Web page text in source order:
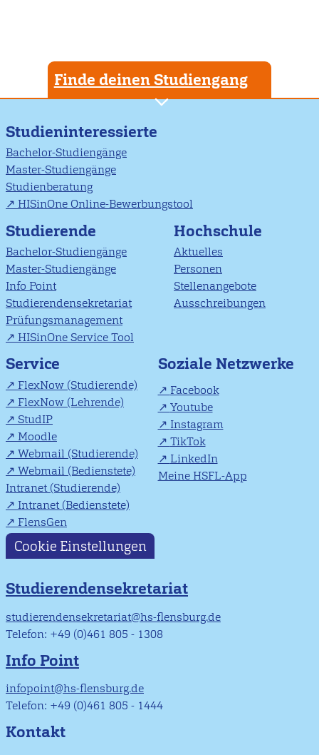
Finde deinen Studiengang
Studieninteressierte
Bachelor-Studiengänge
Master-Studiengänge
Studienberatung
HISinOne Online-Bewerbungstool
Studierende
Bachelor-Studiengänge
Master-Studiengänge
Info Point
Studierendensekretariat
Prüfungsmanagement
HISinOne Service Tool
Hochschule
Aktuelles
Personen
Stellenangebote
Ausschreibungen
Service
FlexNow (Studierende)
FlexNow (Lehrende)
StudIP
Moodle
Webmail (Studierende)
Webmail (Bedienstete)
Intranet (Studierende)
Intranet (Bedienstete)
FlensGen
Soziale Netzwerke
Facebook
Youtube
Instagram
TikTok
LinkedIn
Meine HSFL-App
Cookie Einstellungen
Studierendensekretariat
studierendensekretariat@hs-flensburg.de
Telefon: +49 (0)461 805 - 1308
Info Point
infopoint@hs-flensburg.de
Telefon: +49 (0)461 805 - 1444
Kontakt